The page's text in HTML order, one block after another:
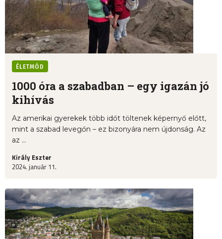
ÉLETMÓD
1000 óra a szabadban – egy igazán jó
kihívás
Az amerikai gyerekek több időt töltenek képernyő előtt,
mint a szabad levegőn – ez bizonyára nem újdonság. Az
az ...
Király Eszter
2024. január 11.